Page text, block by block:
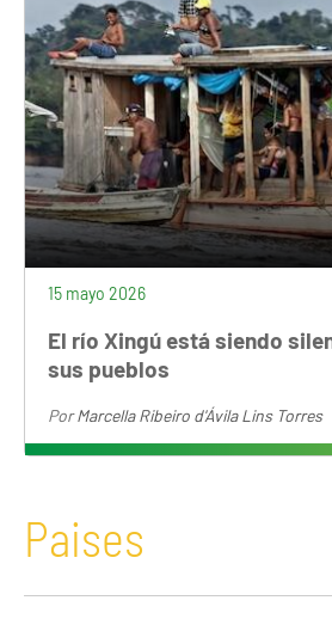
15 mayo 2026
El río Xingú está siendo
sus pueblos
PorMarcella Ribeiro d'Ávila Lins Torres
Paises